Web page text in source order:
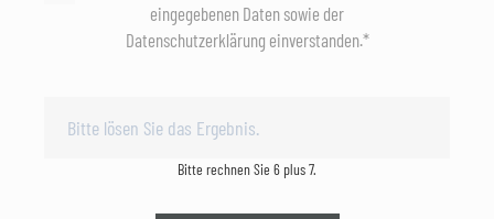
eingegebenen Daten sowie der
Datenschutzerklärung einverstanden.*
Bitte rechnen Sie 6 plus 7.